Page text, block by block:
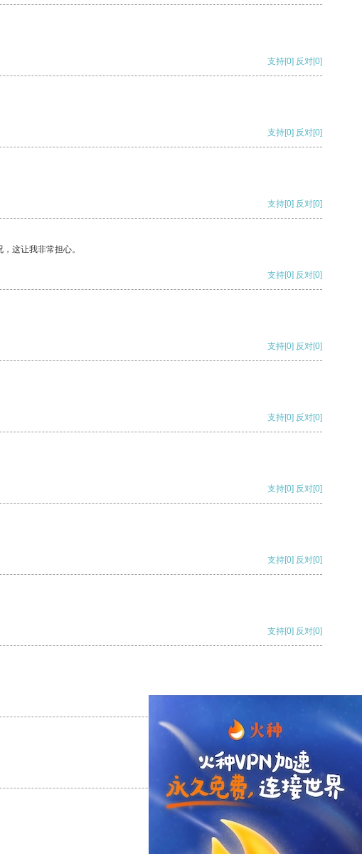
支持[0] 反对[0]
支持[0] 反对[0]
支持[0] 反对[0]
这让我非常担心。
支持[0] 反对[0]
支持[0] 反对[0]
支持[0] 反对[0]
支持[0] 反对[0]
支持[0] 反对[0]
支持[0] 反对[0]
支持 [0] 反对 [0]
支持